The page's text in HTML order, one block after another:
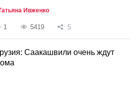
Ивженко
1 5419 5
Саакашвили очень ждут